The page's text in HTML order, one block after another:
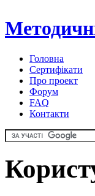
Головна
Сертифікати
Про проект
Форум
FAQ
Контакти